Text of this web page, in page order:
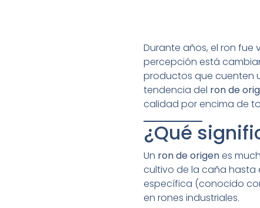
Durante años, el ron fue
percepción está
productos que cuenten
tendencia del ron de
calidad por encima de
¿Qué
Un ron de origenes
cultivo de la caña hasta
específica (conocido
en rones industriales.